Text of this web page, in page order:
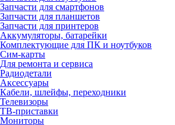
Запчасти для смартфонов
Запчасти для планшетов
Запчасти для принтеров
Аккумуляторы, батарейки
Комплектующие для ПК и ноутбуков
Сим-карты
Для ремонта и сервиса
Радиодетали
Аксессуары
Кабели, шлейфы, переходники
Телевизоры
ТВ-приставки
Мониторы